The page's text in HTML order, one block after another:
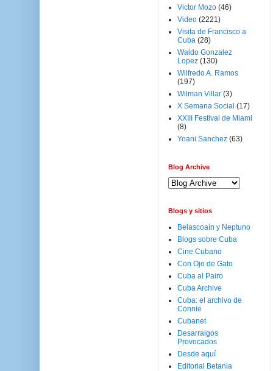
Victor Mozo (46)
Video (2221)
Visita de Francisco a
Cuba (28)
Waldo Gonzalez
Lopez (130)
Wilfredo A. Ramos
(197)
Wilman Villar (3)
X Semana Social (17)
XXIII Festival de Miami
(8)
Yoani Sanchez (63)
Blog Archive
Blogs y sitios
Belascoaín y Neptuno
Blogs sobre Cuba
Cine Cubano
Con Ojo de Gato
Cuba al Pairo
Cuba Archive
Cuba: el archivo de
Connie
Cubanet
Desarraigos
Provocados
Desde aquí
Editorial Betania